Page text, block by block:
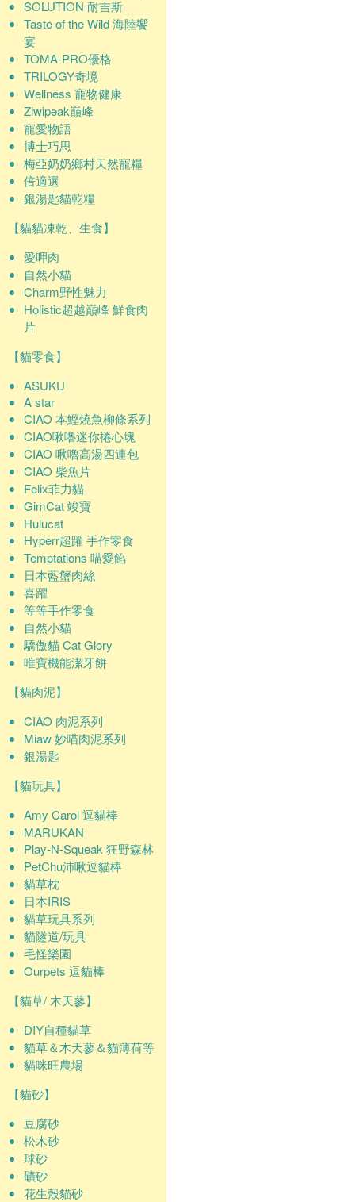
SOLUTION 耐吉斯
Taste of the Wild 海陸饗
宴
TOMA-PRO優格
TRILOGY奇境
Wellness 寵物健康
Ziwipeak巔峰
寵愛物語
博士巧思
梅亞奶奶鄉村天然寵糧
倍適選
銀湯匙貓乾糧
【貓貓凍乾、生食】
愛呷肉
自然小貓
Charm野性魅力
Holistic超越巔峰 鮮食肉
片
【貓零食】
ASUKU
A star
CIAO 本鰹燒魚柳條系列
CIAO啾嚕迷你捲心塊
CIAO 啾嚕高湯四連包
CIAO 柴魚片
Felix菲力貓
GimCat 竣寶
Hulucat
Hyperr超躍 手作零食
Temptations 喵愛餡
日本藍蟹肉絲
喜躍
等等手作零食
自然小貓
驕傲貓 Cat Glory
唯寶機能潔牙餅
【貓肉泥】
CIAO 肉泥系列
Miaw 妙喵肉泥系列
銀湯匙
【貓玩具】
Amy Carol 逗貓棒
MARUKAN
Play-N-Squeak 狂野森林
PetChu沛啾逗貓棒
貓草枕
日本IRIS
貓草玩具系列
貓隧道/玩具
毛怪樂園
Ourpets 逗貓棒
【貓草/ 木天蓼】
DIY自種貓草
貓草＆木天蓼＆貓薄荷等
貓咪旺農場
【貓砂】
豆腐砂
松木砂
球砂
礦砂
花生殼貓砂